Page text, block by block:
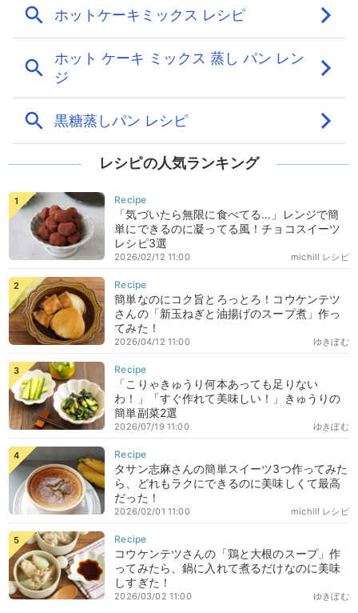
レシピの人気ランキング
「気づいたら無限に食べてる…」レンジで簡
単にできるのに凝ってる風！チョコスイーツ
レシピ3選
michill レシピ
2026/02/12 11:00
簡単なのにコク旨とろっとろ！コウケンテツ
さんの「新玉ねぎと油揚げのスープ煮」作っ
てみた！
ゆきぼむ
2026/04/12 11:00
「こりゃきゅうり何本あっても足りない
わ！」「すぐ作れて美味しい！」きゅうりの
簡単副菜2選
ゆきぼむ
2026/07/19 11:00
タサン志麻さんの簡単スイーツ3つ作ってみた
ら、どれもラクにできるのに美味しくて最高
だった！
michill レシピ
2026/02/01 11:00
コウケンテツさんの「鶏と大根のスープ」作
ってみたら、鍋に入れて煮るだけなのに美味
しすぎた！
ゆきぼむ
2026/03/02 11:00